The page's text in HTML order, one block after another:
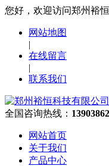
您好，欢迎访问郑州裕
网站地图
|
在线留言
|
联系我们
全国咨询热线：
网站首页
关于我们
产品中心